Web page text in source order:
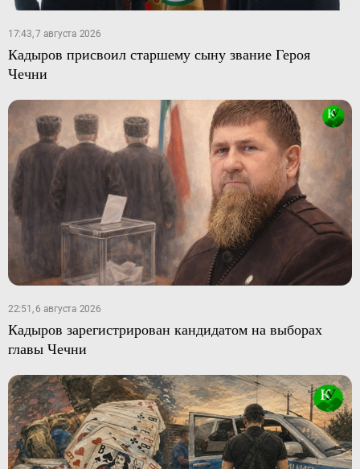
17:43, 7 августа 2026
Кадыров присвоил старшему сыну звание Героя
Чечни
22:51, 6 августа 2026
Кадыров зарегистрирован кандидатом на выборах
главы Чечни